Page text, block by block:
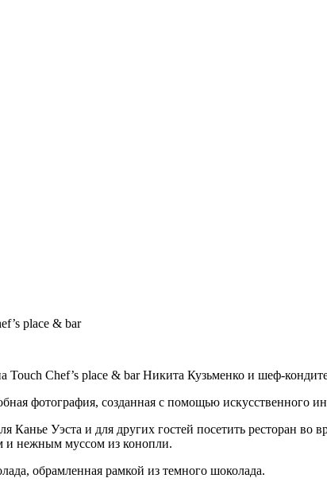
place & bar
Touch Chef’s place & bar Никита Кузьменко и шеф-
фотография, созданная с помощью
Канье Уэста и для других гостей посетить ресторан
и нежным муссом из конопли.
обрамленная рамкой из темного шоколада.